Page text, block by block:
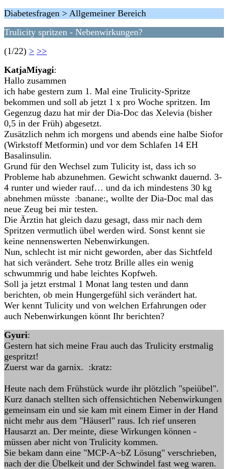
Diabetesfragen > Allgemeiner Bereich
Trulicity spritzen - Nebenwirkungen?
(1/22) > >>
KatjaMiyagi:
Hallo zusammen
ich habe gestern zum 1. Mal eine Trulicity-Spritze
bekommen und soll ab jetzt 1 x pro Woche spritzen. Im
Gegenzug dazu hat mir der Dia-Doc das Xelevia (bisher
0,5 in der Früh) abgesetzt.
Zusätzlich nehm ich morgens und abends eine halbe Siofor
(Wirkstoff Metformin) und vor dem Schlafen 14 EH
Basalinsulin.
Grund für den Wechsel zum Tulicity ist, dass ich so
Probleme hab abzunehmen. Gewicht schwankt dauernd. 3-
4 runter und wieder rauf… und da ich mindestens 30 kg
abnehmen müsste :banane:, wollte der Dia-Doc mal das
neue Zeug bei mir testen.
Die Ärztin hat gleich dazu gesagt, dass mir nach dem
Spritzen vermutlich übel werden wird. Sonst kennt sie
keine nennenswerten Nebenwirkungen.
Nun, schlecht ist mir nicht geworden, aber das Sichtfeld
hat sich verändert. Sehe trotz Brille alles ein wenig
schwummrig und habe leichtes Kopfweh.
Soll ja jetzt erstmal 1 Monat lang testen und dann
berichten, ob mein Hungergefühl sich verändert hat.
Wer kennt Tulicity und von welchen Erfahrungen oder
auch Nebenwirkungen könnt Ihr berichten?
Gyuri:
Gestern hat sich meine Frau auch das Trulicity erstmalig
gespritzt!
Zuerst war da garnix. :kratz:
Heute nach dem Frühstück wurde ihr plötzlich "speiübel".
Kurz danach stellten sich offensichtichen Nebenwirkungen
gemeinsam ein und sie kam mit einem Eimer in der Hand
nicht mehr aus dem "Häuserl" raus. Ich rief unseren
Hausarzt an. Der meinte, diese Wirkungen können -
müssen aber nicht von Trulicity kommen.
Sie bekam dann eine "MCP-A~bZ Lösung" verschrieben,
nach der die Übelkeit und der Schwindel fast weg waren.